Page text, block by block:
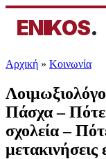
ENIKOS.
Αρχική » Κοινωνία
Πάσχα – Πότε
σχολεία –
μετακινήσεις